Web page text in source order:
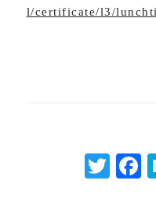
l/certificate/l3/